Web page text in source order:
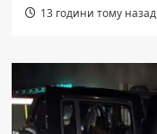
13 години тому назад